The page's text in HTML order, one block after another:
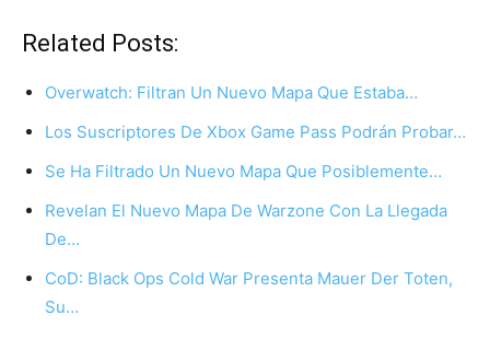
Related Posts:
Overwatch: Filtran Un Nuevo Mapa Que Estaba…
Los Suscriptores De Xbox Game Pass Podrán Probar…
Se Ha Filtrado Un Nuevo Mapa Que Posiblemente…
Revelan El Nuevo Mapa De Warzone Con La Llegada
De…
CoD: Black Ops Cold War Presenta Mauer Der Toten,
Su…